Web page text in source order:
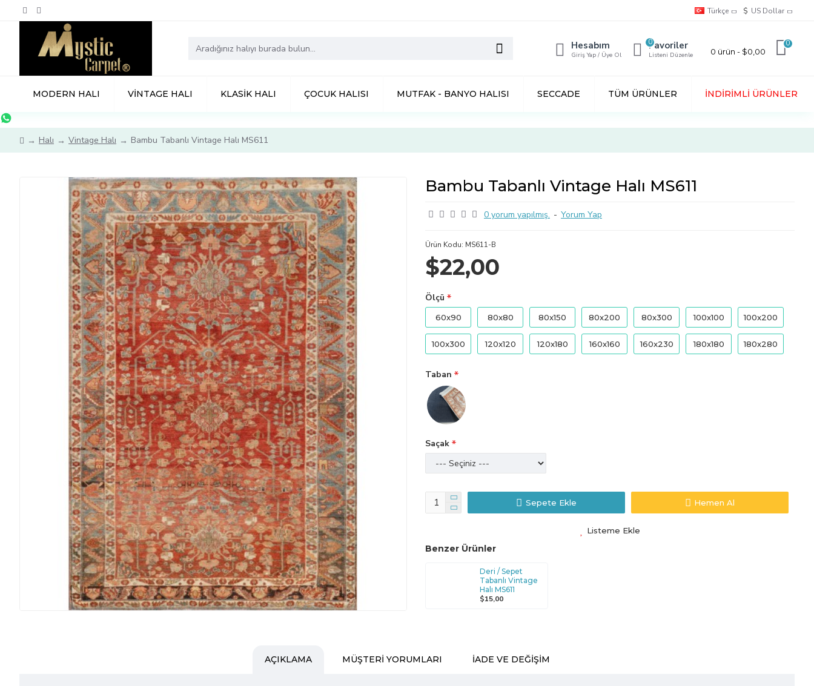
Türkçe $ US Dollar
Hesabım
Giriş Yap / Üye Ol
Favoriler
Listeni Düzenle
0
0 ürün - $0,00
0
MODERN HALI VINTAGE HALI KLASIK HALI ÇOCUK HALISI MUTFAK - BANYO HALISI SECCADE TÜM ÜRÜNLER İNDIRIMLI ÜRÜNLER
Halı Vintage Halı Bambu Tabanlı Vintage Halı MS611
Bambu Tabanlı Vintage Halı MS611
0 yorum yapılmış. - Yorum Yap
$22,00
Ürün Kodu: MS611-B
Ölçü
60x90 80x80 80x150 80x200 80x300 100x100 100x200
100x300 120x120 120x180 160x160 160x230 180x180 180x280
Taban
Saçak
Sepete Ekle Hemen Al
Listeme Ekle
Benzer Ürünler
Deri / Sepet
Tabanlı Vintage
Halı MS611
$15,00
AÇIKLAMA MÜŞTERI YORUMLARI İADE VE DEĞIŞIM